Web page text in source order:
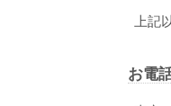
上記
お電